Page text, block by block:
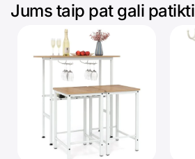
Jums taip pat gali patikti